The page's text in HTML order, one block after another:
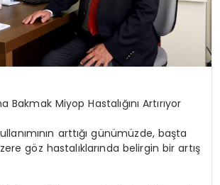
Bakmak Miyop Hastalığını Artırıyor
arttığı günümüzde, başta
göz hastalıklarında belirgin bir artış